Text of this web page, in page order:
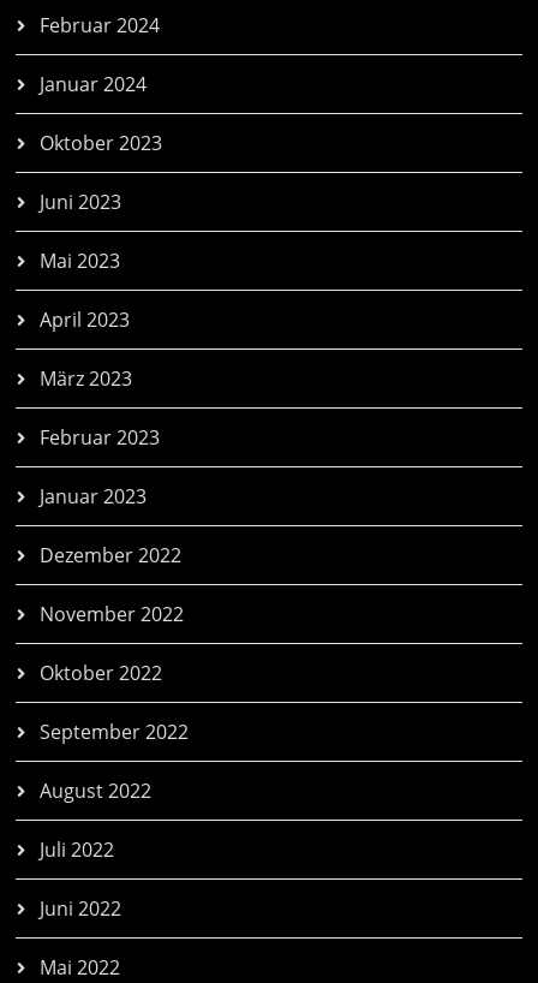
Februar 2024
Januar 2024
Oktober 2023
Juni 2023
Mai 2023
April 2023
März 2023
Februar 2023
Januar 2023
Dezember 2022
November 2022
Oktober 2022
September 2022
August 2022
Juli 2022
Juni 2022
Mai 2022